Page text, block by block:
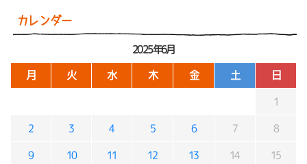
カレンダー
2025年6月
月 火 水 木 金 土 日
1
2 3 4 5 6 7 8
9 10 11 12 13 14 15